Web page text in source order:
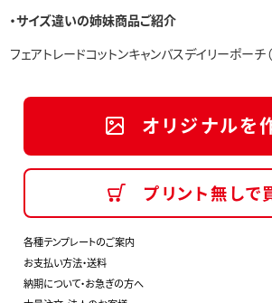
・サイズ違いの姉妹商品ご紹介
フェアトレードコットンキャンバスデイリーポーチ
オリジナルを
プリント無しで
各種テンプレートのご案内
お支払い方法・送料
納期について・お急ぎの方へ